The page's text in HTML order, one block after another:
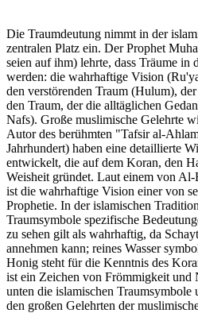
Die Traumdeutung nimmt in der
zentralen Platz ein. Der Prophet
seien auf ihm) lehrte, dass Träume in
werden: die wahrhaftige Vision
den verstörenden Traum (Hulum),
den Traum, der die alltäglichen
Nafs). Große muslimische Gelehrte
Autor des berühmten "Tafsir al-
Jahrhundert) haben eine detaillierte
entwickelt, die auf dem Koran, den
Weisheit gründet. Laut einem von
ist die wahrhaftige Vision einer von
Prophetie. In der islamischen
Traumsymbole spezifische
zu sehen gilt als wahrhaftig, da
annehmen kann; reines Wasser
Honig steht für die Kenntnis des
ist ein Zeichen von Frömmigkeit und
unten die islamischen Traumsymbole
den großen Gelehrten der